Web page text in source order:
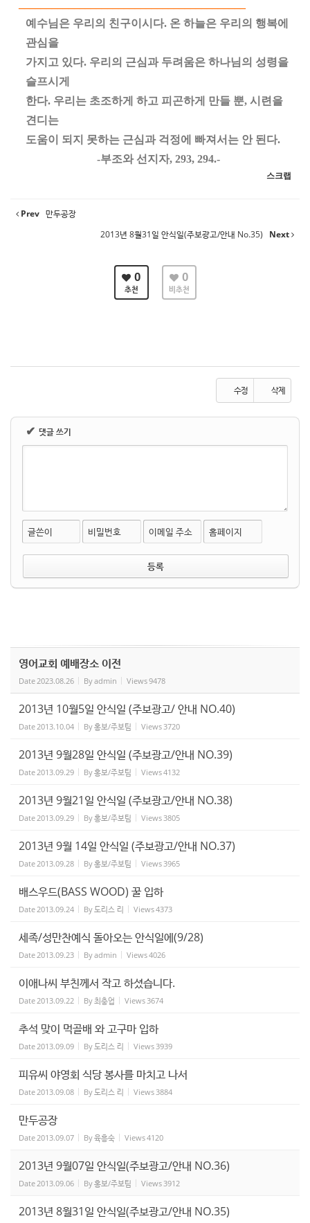
예수님은 우리의 친구이시다. 온 하늘은 우리의 행복에
관심을
가지고 있다. 우리의 근심과 두려움은 하나님의 성령을
슬프시게
한다. 우리는 초조하게 하고 피곤하게 만들 뿐,시련을
견디는
도움이
되지 못하는 근심과 걱정에 빠져서는 안 된다.
-부조와 선지자, 293, 294.-
스크랩
Prev 만두공장
2013년 8월31일 안식일(주보광고/안내 No.35)
Next
0
추천
0
비추천
수정 삭제
✔ 댓글 쓰기
글쓴이 비밀번호 이메일 주소 홈페이지
영어교회 예배장소 이전
Date2023.08.26 Byadmin Views9478
2013년 10월5일 안식일 (주보광고/ 안내 NO.40)
Date2013.10.04 By홍보/주보팀 Views3720
2013년 9월28일 안식일 (주보광고/안내 NO.39)
Date2013.09.29 By홍보/주보팀 Views4132
2013년 9월21일 안식일 (주보광고/안내 NO.38)
Date2013.09.29 By홍보/주보팀 Views3805
2013년 9월 14일 안식일 (주보광고/안내 NO.37)
Date2013.09.28 By홍보/주보팀 Views3965
배스우드(BASS WOOD) 꿀 입하
Date2013.09.24 By도리스 리 Views4373
세족/성만찬예식 돌아오는 안식일에(9/28)
Date2013.09.23 Byadmin Views4026
이애나씨 부친께서 작고 하셨습니다.
Date2013.09.22 By최충업 Views3674
추석 맞이 먹골배 와 고구마 입하
Date2013.09.09 By도리스 리 Views3939
피유씨 야영회 식당 봉사를 마치고 나서
Date2013.09.08 By도리스 리 Views3884
만두공장
Date2013.09.07 By육흥숙 Views4120
2013년 9월07일 안식일(주보광고/안내 NO.36)
Date2013.09.06 By홍보/주보팀 Views3912
2013년 8월31일 안식일(주보광고/안내 NO.35)